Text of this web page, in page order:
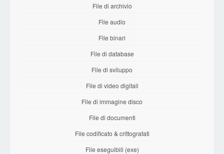
File di archivio
File audio
File binari
File di database
File di sviluppo
File di video digitali
File di immagine disco
File di documenti
File codificato & crittografati
File eseguibili (exe)